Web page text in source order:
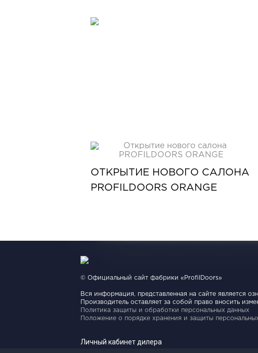
ОТКРЫТИЕ НОВОГО САЛОНА
PROFILDOORS ORANGE
© Официальный сайт фабрики «ProfilDoors»
Вся информация, представленная на сайте является
Производитель оставляет за собой право вносить
Политика защиты и обработки персональных данных
Положение о порядке хранения и защиты
Личный кабинет дилера